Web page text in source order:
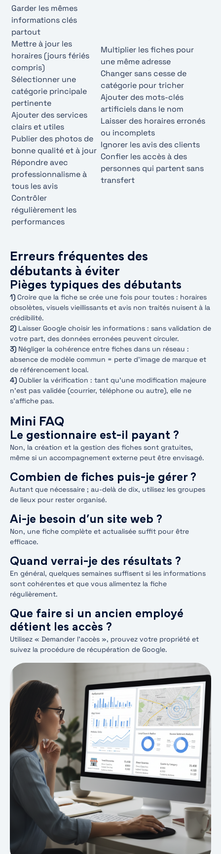
Garder les mêmes
informations clés
partout
Mettre à jour les
horaires (jours fériés
compris)
Sélectionner une
catégorie principale
pertinente
Ajouter des services
clairs et utiles
Publier des photos de
bonne qualité et à jour
Répondre avec
professionnalisme à
tous les avis
Contrôler
régulièrement les
performances
Multiplier les fiches pour
une même adresse
Changer sans cesse de
catégorie pour tricher
Ajouter des mots-clés
artificiels dans le nom
Laisser des horaires erronés
ou incomplets
Ignorer les avis des clients
Confier les accès à des
personnes qui partent sans
transfert
Erreurs fréquentes des
débutants à éviter
Pièges typiques des débutants
1) Croire que la fiche se crée une fois pour toutes : horaires
obsolètes, visuels vieillissants et avis non traités nuisent à la
crédibilité.
2) Laisser Google choisir les informations : sans validation de
votre part, des données erronées peuvent circuler.
3) Négliger la cohérence entre fiches dans un réseau :
absence de modèle commun = perte d’image de marque et
de référencement local.
4) Oublier la vérification : tant qu’une modification majeure
n’est pas validée (courrier, téléphone ou autre), elle ne
s’affiche pas.
Mini FAQ
Le gestionnaire est-il payant ?
Non, la création et la gestion des fiches sont gratuites,
même si un accompagnement externe peut être envisagé.
Combien de fiches puis-je gérer ?
Autant que nécessaire ; au-delà de dix, utilisez les groupes
de lieux pour rester organisé.
Ai-je besoin d’un site web ?
Non, une fiche complète et actualisée suffit pour être
efficace.
Quand verrai-je des résultats ?
En général, quelques semaines suffisent si les informations
sont cohérentes et que vous alimentez la fiche
régulièrement.
Que faire si un ancien employé
détient les accès ?
Utilisez « Demander l’accès », prouvez votre propriété et
suivez la procédure de récupération de Google.